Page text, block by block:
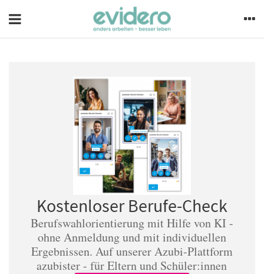
Kostenloser Berufe-Check
Berufswahlorientierung mit Hilfe von KI -
ohne Anmeldung und mit individuellen
Ergebnissen. Auf unserer Azubi-Plattform
azubister - für Eltern und Schüler:innen